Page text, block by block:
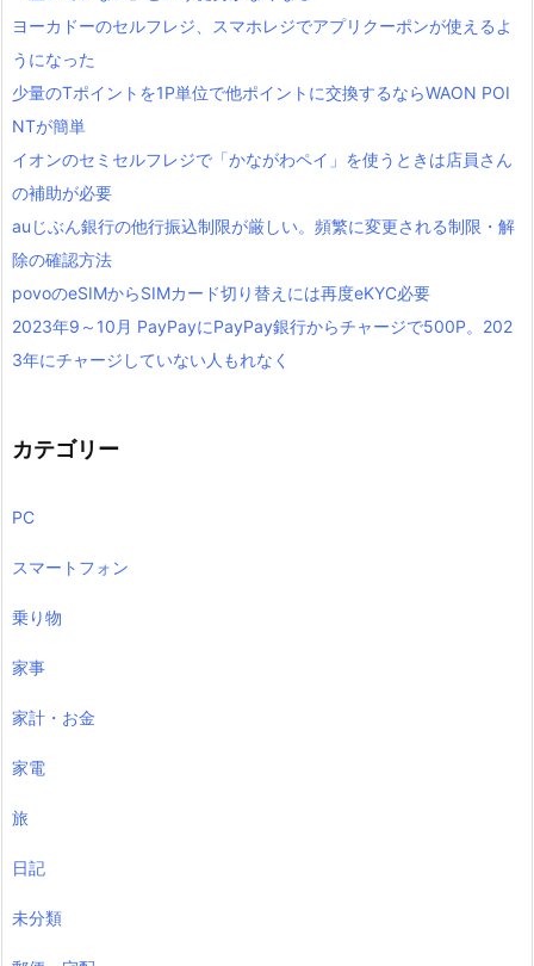
ヨーカドーのセルフレジ、スマホレジでアプリクーポンが使えるよ
うになった
少量のTポイントを1P単位で他ポイントに交換するならWAON POI
NTが簡単
イオンのセミセルフレジで「かながわペイ」を使うときは店員さん
の補助が必要
auじぶん銀行の他行振込制限が厳しい。頻繁に変更される制限・解
除の確認方法
povoのeSIMからSIMカード切り替えには再度eKYC必要
2023年9～10月 PayPayにPayPay銀行からチャージで500P。202
3年にチャージしていない人もれなく
カテゴリー
PC
スマートフォン
乗り物
家事
家計・お金
家電
旅
日記
未分類